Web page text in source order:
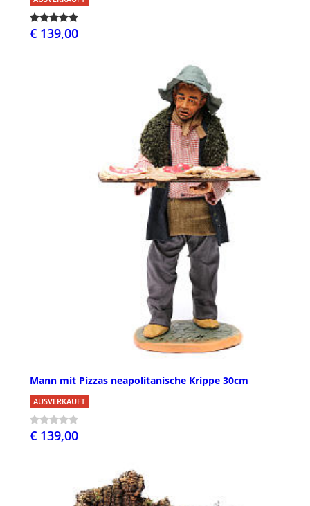
€ 139,00
Mann mit Pizzas neapolitanische Krippe 30cm
AUSVERKAUFT
€ 139,00